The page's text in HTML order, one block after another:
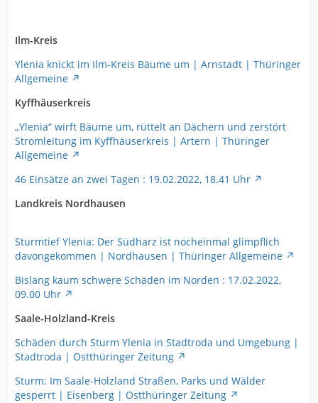
Ilm-Kreis
Ylenia knickt im Ilm-Kreis Bäume um | Arnstadt | Thüringer
Allgemeine
Kyffhäuserkreis
„Ylenia“ wirft Bäume um, rüttelt an Dächern und zerstört
Stromleitung im Kyffhäuserkreis | Artern | Thüringer
Allgemeine
46 Einsätze an zwei Tagen : 19.02.2022, 18.41 Uhr
Landkreis Nordhausen
Sturmtief Ylenia: Der Südharz ist nocheinmal glimpflich
davongekommen | Nordhausen | Thüringer Allgemeine
Bislang kaum schwere Schäden im Norden : 17.02.2022,
09.00 Uhr
Saale-Holzland-Kreis
Schäden durch Sturm Ylenia in Stadtroda und Umgebung |
Stadtroda | Ostthüringer Zeitung
Sturm: Im Saale-Holzland Straßen, Parks und Wälder
gesperrt | Eisenberg | Ostthüringer Zeitung